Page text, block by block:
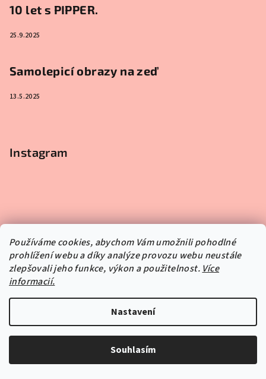
Používáme cookies, abychom Vám umožnili pohodlné
prohlížení webu a díky analýze provozu webu neustále
zlepšovali jeho funkce, výkon a použitelnost. Více
informacií.
Nastavení
Souhlasím
10 let s PIPPER.
25.9.2025
Samolepicí obrazy na zeď
13.5.2025
Instagram
Sledovat na Instagramu